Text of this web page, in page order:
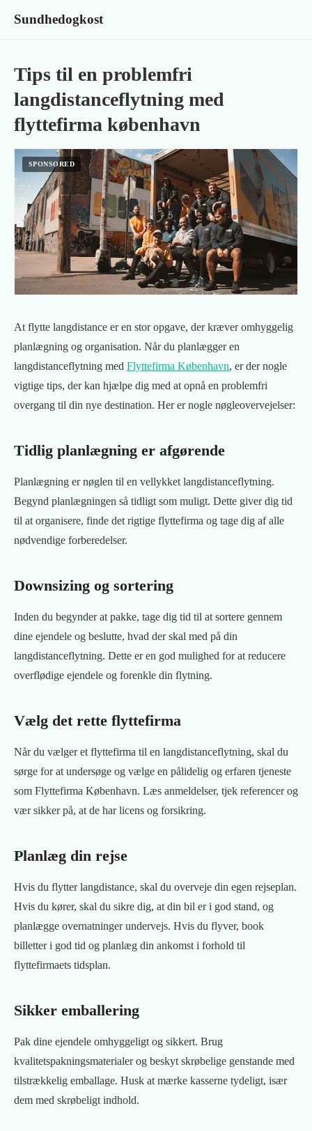
Sundhedogkost
Tips til en problemfri
langdistanceflytning med
flyttefirma københavn
At flytte langdistance er en stor opgave, der kræver omhyggelig
planlægning og organisation. Når du planlægger en
langdistanceflytning med Flyttefirma København, er der nogle
vigtige tips, der kan hjælpe dig med at opnå en problemfri
overgang til din nye destination. Her er nogle nøgleovervejelser:
Tidlig planlægning er afgørende
Planlægning er nøglen til en vellykket langdistanceflytning.
Begynd planlægningen så tidligt som muligt. Dette giver dig tid
til at organisere, finde det rigtige flyttefirma og tage dig af alle
nødvendige forberedelser.
Downsizing og sortering
Inden du begynder at pakke, tage dig tid til at sortere gennem
dine ejendele og beslutte, hvad der skal med på din
langdistanceflytning. Dette er en god mulighed for at reducere
overflødige ejendele og forenkle din flytning.
Vælg det rette flyttefirma
Når du vælger et flyttefirma til en langdistanceflytning, skal du
sørge for at undersøge og vælge en pålidelig og erfaren tjeneste
som Flyttefirma København. Læs anmeldelser, tjek referencer og
vær sikker på, at de har licens og forsikring.
Planlæg din rejse
Hvis du flytter langdistance, skal du overveje din egen rejseplan.
Hvis du kører, skal du sikre dig, at din bil er i god stand, og
planlægge overnatninger undervejs. Hvis du flyver, book
billetter i god tid og planlæg din ankomst i forhold til
flyttefirmaets tidsplan.
Sikker emballering
Pak dine ejendele omhyggeligt og sikkert. Brug
kvalitetspakningsmaterialer og beskyt skrøbelige genstande med
tilstrækkelig emballage. Husk at mærke kasserne tydeligt, især
dem med skrøbeligt indhold.